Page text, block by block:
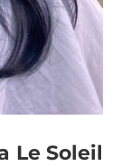
Le Soleil